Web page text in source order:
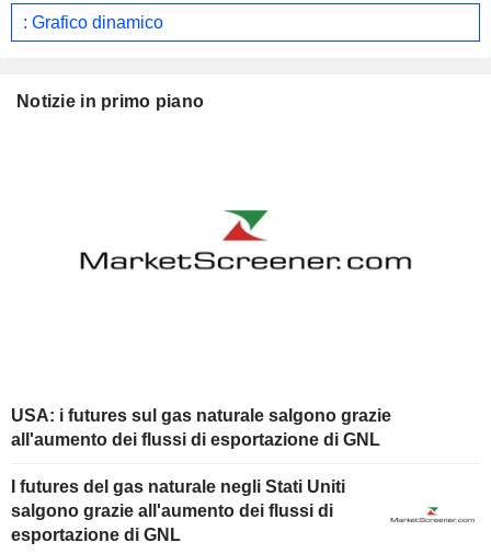
: Grafico dinamico
Notizie in primo piano
USA: i futures sul gas naturale salgono grazie
all'aumento dei flussi di esportazione di GNL
I futures del gas naturale negli Stati Uniti
salgono grazie all'aumento dei flussi di
esportazione di GNL